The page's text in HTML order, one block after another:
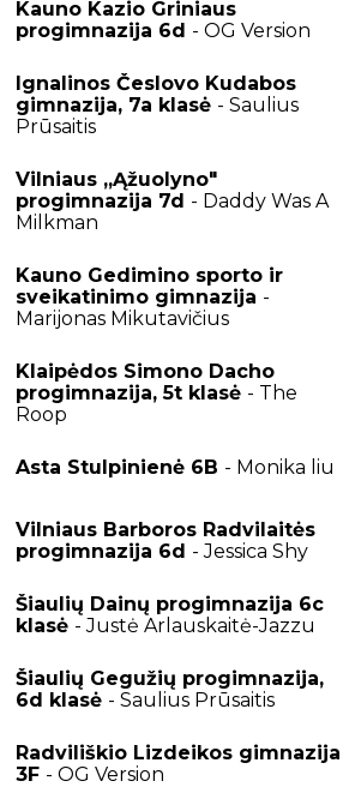
Kauno Kazio Griniaus
progimnazija 6d - OG Version
Ignalinos Česlovo Kudabos
gimnazija, 7a klasė - Saulius
Prūsaitis
Vilniaus „Ąžuolyno"
progimnazija 7d - Daddy Was A
Milkman
Kauno Gedimino sporto ir
sveikatinimo gimnazija -
Marijonas Mikutavičius
Klaipėdos Simono Dacho
progimnazija, 5t klasė - The
Roop
Asta Stulpinienė 6B - Monika liu
Vilniaus Barboros Radvilaitės
progimnazija 6d - Jessica Shy
Šiaulių Dainų progimnazija 6c
klasė - Justė Arlauskaitė-Jazzu
Šiaulių Gegužių progimnazija,
6d klasė - Saulius Prūsaitis
Radviliškio Lizdeikos gimnazija
3F - OG Version